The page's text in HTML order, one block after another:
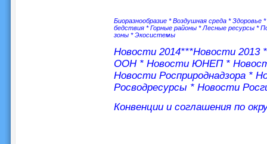
Биоразнообразие *Воздушная среда *Здоровье *
бедствия *Горные районы *Лесные ресурсы *
зоны *Экосистемы
Новости 2014***Новости 2013
ООН* Новости ЮНЕП*
Новости Росприроднадзора*
Росводресурсы * Новости
Конвенции и соглашения по